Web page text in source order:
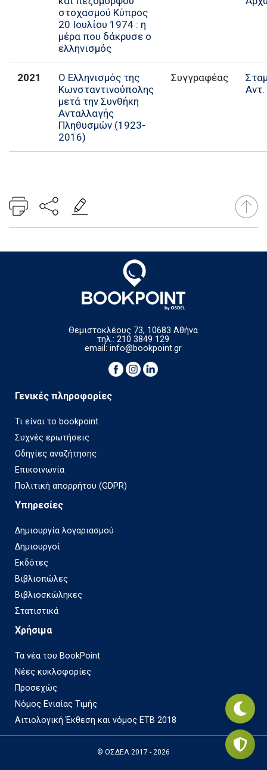
στοχασμού Κύπρος
20 Ιουλίου 1974 : η
μέρα που δάκρυσε ο
ελληνισμός
2021
Ο Ελληνισμός της
Κωνσταντινούπολης
μετά την Συνθήκη
Ανταλλαγής
Πληθυσμών (1923-
2016)
Συγγραφέας
Αντ.
Θεμιστοκλέους 73, 10683 Αθήνα
τηλ.: 210 3849 129
email:info@bookpoint.gr
Γενικές πληροφορίες
Τι είναι το bookpoint
Συχνές ερωτήσεις
Οδηγίες αναζήτησης
Επικοινωνία
Πολιτική απορρήτου (GDPR)
Υπηρεσίες
Δημιουργία λογαριασμού
Δημιουργοί
Εκδότες
Βιβλιοπώλες
Βιβλιοσκώληκες
Στατιστικά
Χρήσιμα
Τα νέα του BookPoint
Νέες κυκλοφορίες
Προσεχώς
Νόμος Ενιαίας Τιμής
Αιτιολογική Έκθεση και νόμος ΕΤΒ 2018
© ΟΣΔΕΛ 2017 - 2026